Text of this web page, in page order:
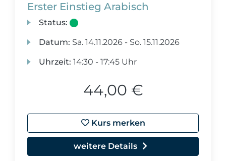
Erster Einstieg Arabisch
Status:
Datum: Sa. 14.11.2026 - So. 15.11.2026
Uhrzeit: 14:30 - 17:45 Uhr
44,00 €
Kurs merken
weitere Details